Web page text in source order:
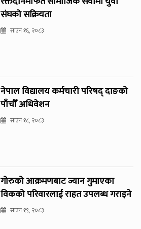
संघको सक्रियता
साउन १६, २०८३
नेपाल विद्यालय कर्मचारी परिषद् दाङको
पाँचौँ अधिवेशन
साउन १८, २०८३
गोरुको आक्रमणबाट ज्यान गुमाएका
विकको परिवारलाई राहत उपलब्ध गराइने
साउन १९, २०८३